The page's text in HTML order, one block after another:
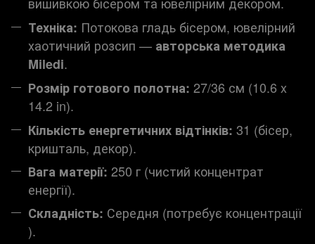
Техніка: Потокова гладь бісером, ювелірний
хаотичний розсип — авторська методика
Miledi.
Розмір готового полотна: 27/36 см (10.6 x
14.2 in).
Кількість енергетичних відтінків: 31 (бісер,
кришталь, декор).
Вага матерії: 250 г (чистий концентрат
енергії).
Складність: Середня (потребує концентрації
).